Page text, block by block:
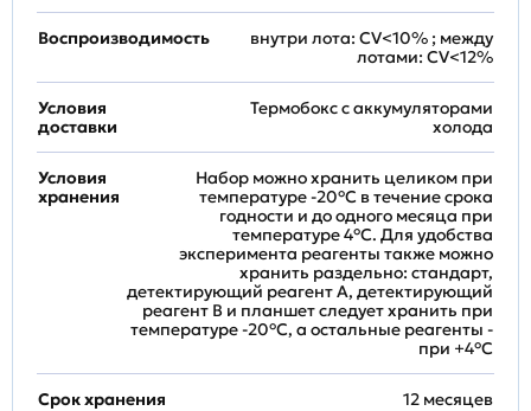
Воспроизводимость
внутри лота: CV<10% ; между
лотами: CV<12%
Условия
доставки
Термобокс с аккумуляторами
холода
Условия
хранения
Набор можно хранить целиком при
температуре -20°C в течение срока
годности и до одного месяца при
температуре 4°C. Для удобства
эксперимента реагенты также можно
хранить раздельно: стандарт,
детектирующий реагент A, детектирующий
реагент B и планшет следует хранить при
температуре -20°C, а остальные реагенты -
при +4°С
Срок хранения 12 месяцев